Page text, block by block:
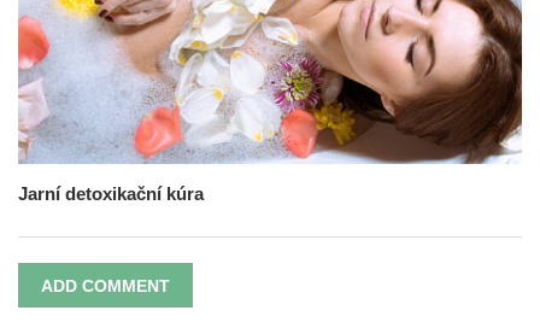
Jarní detoxikační kúra
ADD COMMENT